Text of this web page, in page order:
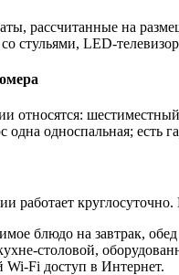
рассчитанные на
стульями, LED-
относятся:
одна односпальная; есть
работает
блюдо на завтрак,
столовой,
Wi-Fi доступ в Интернет.